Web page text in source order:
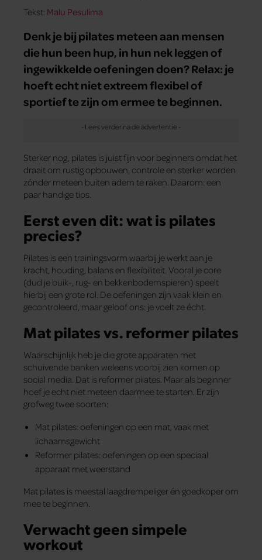
Tekst: Malu Pesulima
Denk je bij pilates meteen aan mensen
die hun been hup, in hun nek leggen of
ingewikkelde oefeningen doen? Relax: je
hoeft echt niet extreem flexibel of
sportief te zijn om ermee te beginnen.
Sterker nog, pilates is juist fijn voor beginners omdat het
draait om rustig opbouwen, controle en sterker worden
zónder meteen buiten adem te raken. Daarom: een
paar handige tips.
Eerst even dit: wat is pilates
precies?
Pilates is een trainingsvorm waarbij je werkt aan je
kracht, houding, balans en flexibiliteit. Vooral je core
(dud je buik-, rug- en bekkenbodemspieren) speelt
hierbij een grote rol. De oefeningen zijn vaak klein en
gecontroleerd, maar geloof ons: je voelt ze écht.
Mat pilates vs. reformer pilates
Waarschijnlijk heb je die grote apparaten met
schuivende banken weleens voorbij zien komen op
social media. Dat is reformer pilates. Maar als beginner
hoef je echt niet meteen daarmee te starten. Er zijn
grofweg twee soorten:
Mat pilates: oefeningen op een mat, vaak met
lichaamsgewicht
Reformer pilates: oefeningen op een speciaal
apparaat met weerstand
Mat pilates is meestal laagdrempeliger én goedkoper om
mee te beginnen.
Verwacht geen simpele
workout